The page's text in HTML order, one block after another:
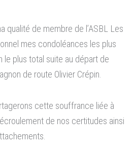
qualité de membre de l’ASBL Les
mes condoléances les plus
le plus total suite au départ de
de route Olivier Crépin.
cette souffrance liée à
de nos certitudes ainsi